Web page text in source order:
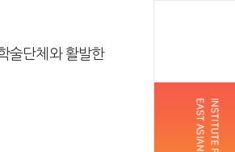
술단체와 활발한